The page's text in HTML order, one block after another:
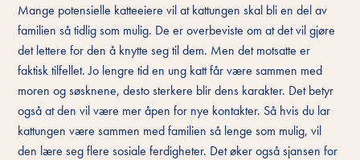
Mange potensielle katteeiere vil at kattungen skal bli en del av
familien så tidlig som mulig. De er overbeviste om at det vil gjøre
det lettere for den å knytte seg til dem. Men det motsatte er
faktisk tilfellet. Jo lengre tid en ung katt får være sammen med
moren og søsknene, desto sterkere blir dens karakter. Det betyr
også at den vil være mer åpen for nye kontakter. Så hvis du lar
kattungen være sammen med familien så lenge som mulig, vil
den lære seg flere sosiale ferdigheter. Det øker også sjansen for